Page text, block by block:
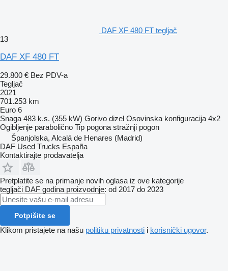
DAF XF 480 FT tegljač
13
DAF XF 480 FT
29.800 € Bez PDV-a
Tegljač
2021
701.253 km
Euro 6
Snaga 483 k.s. (355 kW) Gorivo dizel Osovinska konfiguracija 4x2
Ogibljenje parabolično Tip pogona stražnji pogon
Španjolska, Alcalá de Henares (Madrid)
DAF Used Trucks España
Kontaktirajte prodavatelja
Pretplatite se na primanje novih oglasa iz ove kategorije
tegljači DAF godina proizvodnje: od 2017 do 2023
Potpišite se
Klikom pristajete na našu politiku privatnosti i korisnički ugovor.